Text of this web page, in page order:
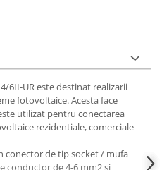
6II-UR este destinat realizarii
fotovoltaice. Acesta face
utilizat pentru conectarea
rezidentiale, comerciale
conector de tip socket / mufa
conductor de 4-6 mm2 si